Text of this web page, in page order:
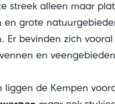
streek alleen maar
en grote
Er bevinden zich
en
liggen de Kempen